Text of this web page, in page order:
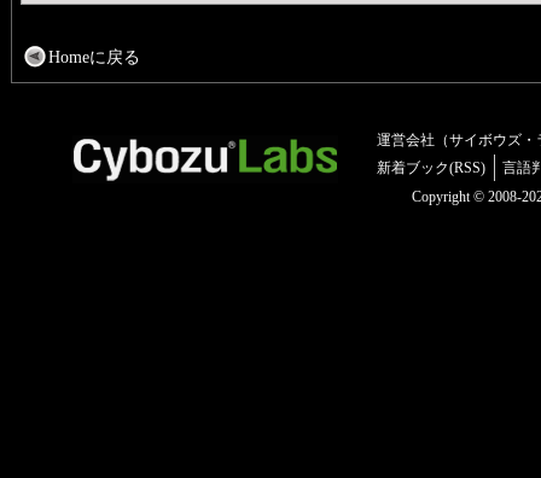
Homeに戻る
運営会社（サイボウズ・
新着ブック(RSS)
言語
Copyright © 2008-